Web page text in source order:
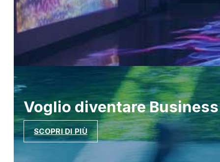
Voglio diventare
SCOPRI DI PIÙ